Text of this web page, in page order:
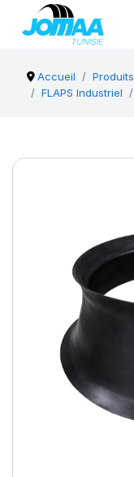
Accueil Produits
FLAPS Industriel